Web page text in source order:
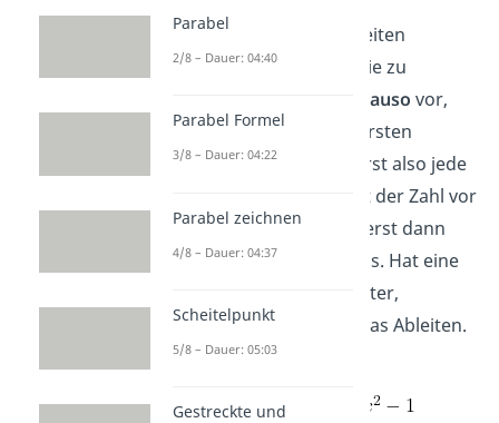
Die Schreibweise der zweiten
Ableitung ist
. Um sie zu
genauso vor,
wie bei der Bildung der ersten
Ableitung. Du multiplizierst also jede
Potenz einer Variable mit der Zahl vor
der Variable und verringerst dann
ihren Exponenten um eins. Hat eine
Zahl keine Variable dahinter,
verschwindet sie durch das Ableiten.
Funktion:
Parabel
2/8 – Dauer: 04:40
Parabel Formel
3/8 – Dauer: 04:22
Parabel zeichnen
4/8 – Dauer: 04:37
Scheitelpunkt
5/8 – Dauer: 05:03
Gestreckte und